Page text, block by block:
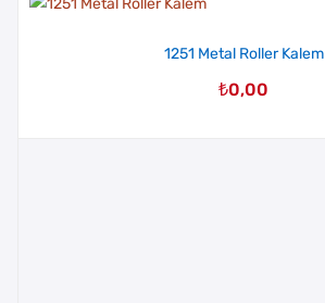
1251 Metal Roller Kalem
₺0,00